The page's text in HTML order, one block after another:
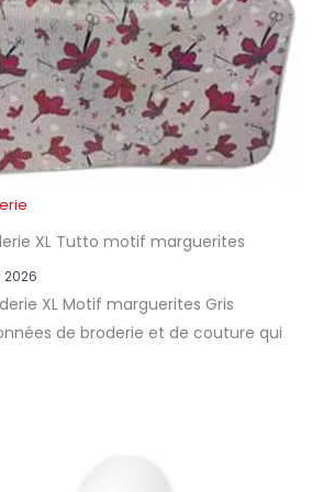
XL Tutto motif marguerites
XL Motif marguerites Gris
de broderie et de couture qui